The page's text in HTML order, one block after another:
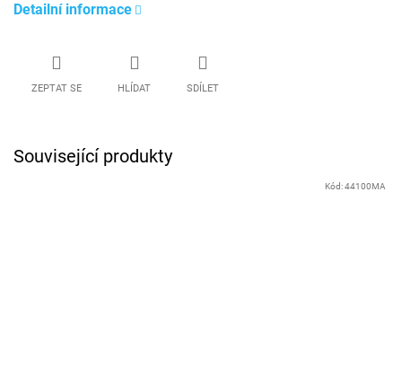
Detailní informace
ZEPTAT SE HLÍDAT SDÍLET
Související produkty
Kód:44100MA